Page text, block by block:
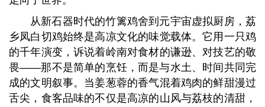
从新石器时代的竹篱鸡舍到元宇宙虚拟厨房，荔
乡凤白切鸡始终是高凉文化的味觉载体。它用一只鸡
的千年演变，诉说着岭南对食材的谦逊、对技艺的敬
畏——那不是简单的烹饪，而是与水土、时间共同完
成的文明叙事。当姜葱蓉的香气混着鸡肉的鲜甜漫过
舌尖，食客品味的不仅是高凉的山风与荔枝的清甜，